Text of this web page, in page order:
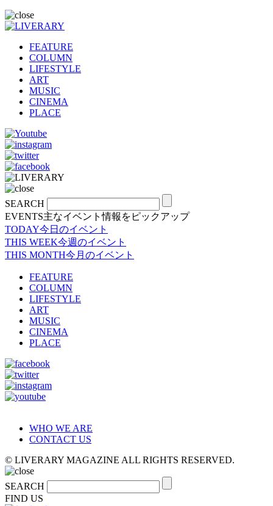
FEATURE
COLUMN
LIFESTYLE
ART
MUSIC
CINEMA
PLACE
SEARCH
EVENTS主なイベント情報をピックアップ
TODAY今日のイベント
THIS WEEK今週のイベント
THIS MONTH今月のイベント
FEATURE
COLUMN
LIFESTYLE
ART
MUSIC
CINEMA
PLACE
WHO WE ARE
CONTACT US
© LIVERARY MAGAZINE ALL RIGHTS RESERVED.
SEARCH
FIND US